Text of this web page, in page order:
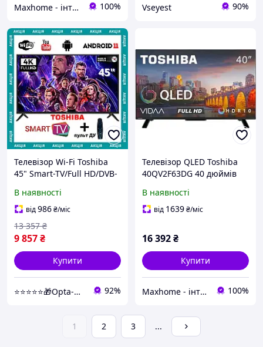
Maxhome - інтернет магазин 100% Vseyest 90%
Телевізор Wi-Fi Toshiba
45" Smart-TV/Full HD/DVB-
пульт ДК
В наявності
від986₴/міс
9 857₴
13 357 ₴
Купити
⭐⭐⭐⭐⭐🎁Opta-Net 92%
Телевізор QLED Toshiba
40QV2F63DG 40 дюймів
В наявності
від 1639₴/міс
16 392₴
Купити
Maxhome - інтернет магазин 100%
1 2 3 ...